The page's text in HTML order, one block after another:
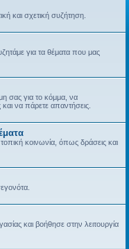
και σχετική συζήτηση.
για τα θέματα που μας
σας για το κόμμα, να
να πάρετε απαντήσεις.
κοινωνία, όπως δράσεις και
και βοήθησε στην λειτουργία